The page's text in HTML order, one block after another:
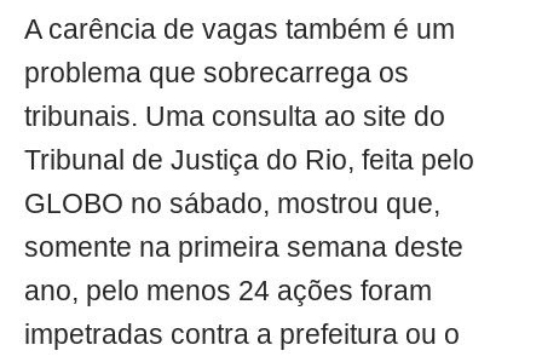
A carência de vagas também é um
problema que sobrecarrega os
tribunais. Uma consulta ao site do
Tribunal de Justiça do Rio, feita pelo
GLOBO no sábado, mostrou que,
somente na primeira semana deste
ano, pelo menos 24 ações foram
impetradas contra a prefeitura ou o